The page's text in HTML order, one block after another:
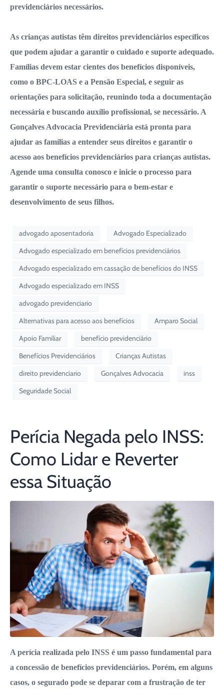
previdenciários necessários.
As crianças autistas têm direitos previdenciários específicos
que podem ajudar a garantir o cuidado e suporte adequado.
Famílias devem estar cientes dos benefícios disponíveis,
como o BPC-LOAS e a Pensão Especial, e seguir as
orientações para solicitação, reunindo toda a documentação
necessária e buscando auxílio profissional, se necessário. A
Gonçalves Advocacia Previdenciária está pronta para
ajudar as famílias a entender seus direitos e garantir o
acesso aos benefícios previdenciários para crianças autistas.
Agende uma consulta conosco e inicie o processo para
garantir o suporte necessário para o bem-estar e
desenvolvimento de seus filhos.
advogado aposentadoria
Advogado Especializado
Advogado especializado em benefícios previdenciários
Advogado especializado em cassação de benefícios do INSS
Advogado especializado em INSS
advogado previdenciario
Alternativas para acesso aos benefícios
Amparo Social
Apoio Familiar
benefício previdenciário
Benefícios Previdenciários
Crianças Autistas
direito previdenciario
Gonçalves Advocacia
inss
Seguridade Social
Perícia Negada pelo INSS:
Como Lidar e Reverter
essa Situação
A perícia realizada pelo INSS é um passo fundamental para
a concessão de benefícios previdenciários. Porém, em alguns
casos, o segurado pode se deparar com a frustração de ter